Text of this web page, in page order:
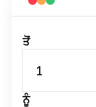
ਤੋਂ
1
ਨੂੰ